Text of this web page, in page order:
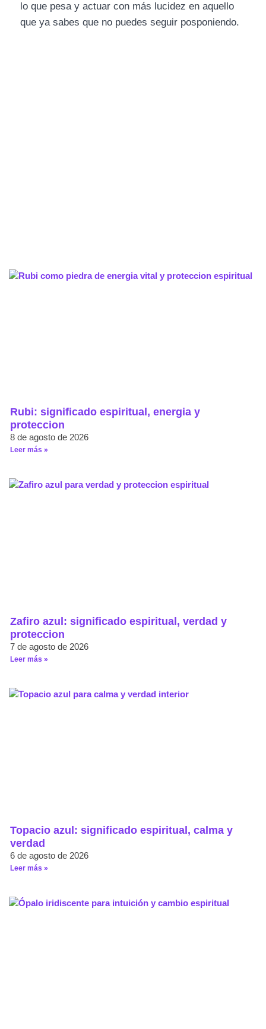
lo que pesa y actuar con más lucidez en aquello
que ya sabes que no puedes seguir posponiendo.
Rubi: significado espiritual, energia y
proteccion
8 de agosto de 2026
Leer más »
Zafiro azul: significado espiritual, verdad y
proteccion
7 de agosto de 2026
Leer más »
Topacio azul: significado espiritual, calma y
verdad
6 de agosto de 2026
Leer más »